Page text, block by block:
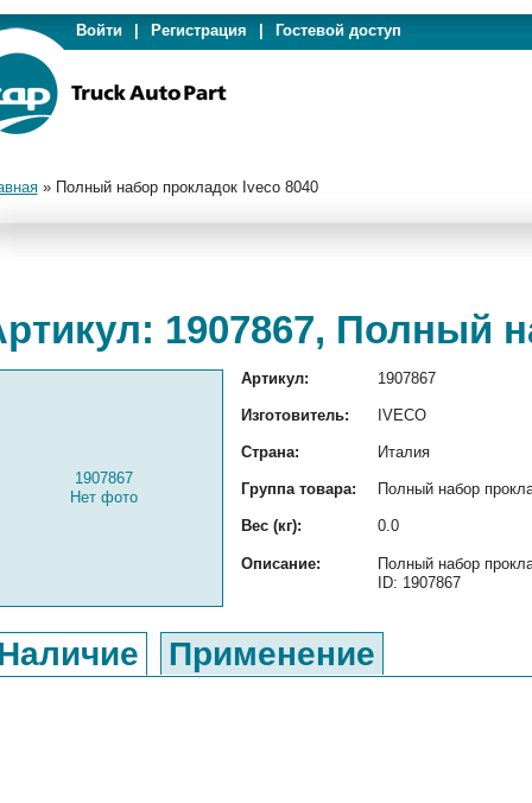
Войти Регистрация Гостевой доступ
» Полный набор прокладок Iveco 8040
1907867, Полный
1907867
Нет фото
Артикул: 1907867
Изготовитель: IVECO
Страна: Италия
Группа товара: Полный набор
Вес (кг): 0.0
Описание:
Полный набор
ID: 1907867
Применение